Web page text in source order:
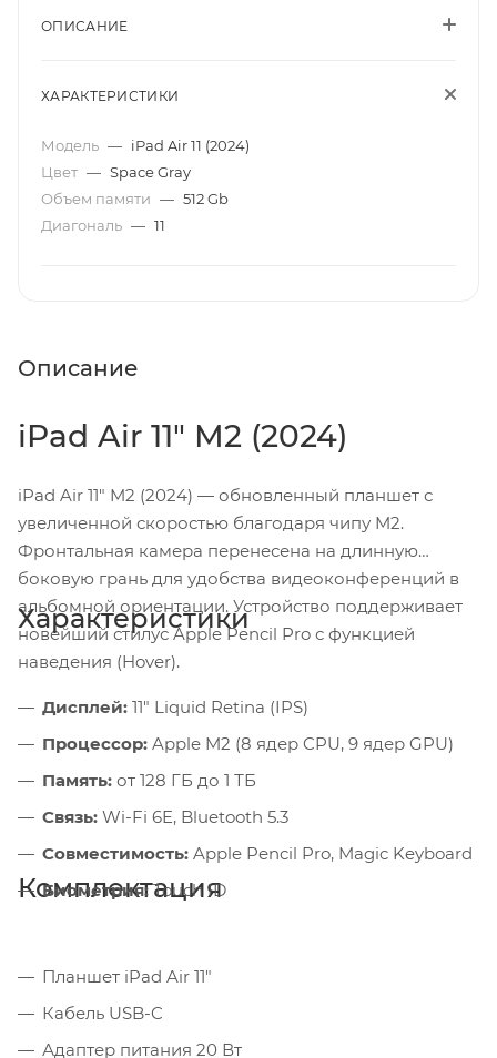
ОПИСАНИЕ
ХАРАКТЕРИСТИКИ
Модель — iPad Air 11 (2024)
Цвет — Space Gray
Объем памяти — 512 Gb
Диагональ — 11
Описание
iPad Air 11" M2 (2024)
iPad Air 11" M2 (2024) — обновленный планшет с
увеличенной скоростью благодаря чипу M2.
Фронтальная камера перенесена на длинную
боковую грань для удобства видеоконференций в
альбомной ориентации. Устройство поддерживает
новейший стилус Apple Pencil Pro с функцией
наведения (Hover).
Характеристики
Дисплей: 11" Liquid Retina (IPS)
Процессор: Apple M2 (8 ядер CPU, 9 ядер GPU)
Память: от 128 ГБ до 1 ТБ
Связь: Wi-Fi 6E, Bluetooth 5.3
Совместимость: Apple Pencil Pro, Magic Keyboard
Биометрия:Touch ID
Комплектация
Планшет iPad Air 11"
Кабель USB-C
Адаптер питания 20 Вт